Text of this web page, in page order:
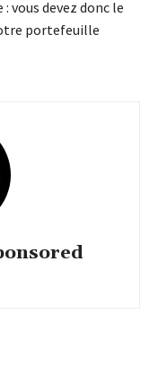
vous devez donc le
portefeuille